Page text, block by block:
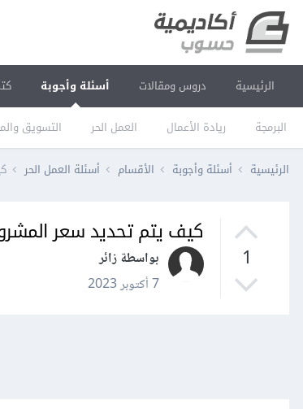
الرئيسية دروس ومقالات أسئلة وأجوبة
البرمجة ريادة الأعمال العمل الحر التسويق
الرئيسية أسئلة وأجوبة الأقسام أسئلة العمل الحر
1
كيف يتم تحديد سعر
بواسطة زائر
7 أكتوبر 2023